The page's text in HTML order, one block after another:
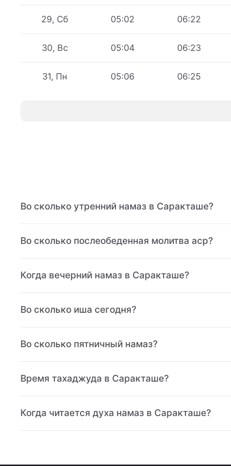
29, Сб 05:02 06:22
30, Вс 05:04 06:23
31, Пн 05:06 06:25
Во сколько утренний намаз в Саракташе?
Во сколько послеобеденная молитва аср?
Когда вечерний намаз в Саракташе?
Во сколько иша сегодня?
Во сколько пятничный намаз?
Время тахаджуда в Саракташе?
Когда читается духа намаз в Саракташе?